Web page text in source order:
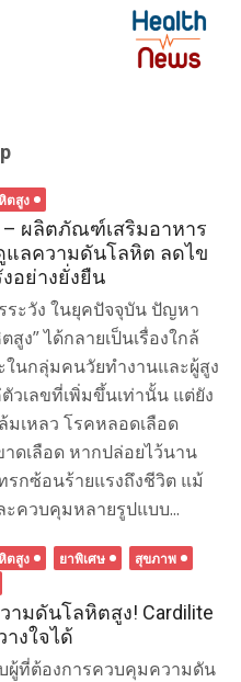
ตสูง
– ผลิตภัณฑ์เสริมอาหาร
แลความดันโลหิต ลดไข
อย่างยั่งยืน
ระวัง ในยุคปัจจุบัน ปัญหา
ง” ได้กลายเป็นเรื่องใกล้
นกลุ่มคนวัยทำงานและผู้สูง
เลขที่เพิ่มขึ้นเท่านั้น แต่ยัง
มเหลว โรคหลอดเลือด
ดเลือด หากปล่อยไว้นาน
รกซ้อนร้ายแรงถึงชีวิต แม้
ควบคุมหลายรูปแบบ...
ตสูง ยาพิเศษ
สุขภาพ
ามดันโลหิตสูง! Cardilite
งใจได้
ผู้ที่ต้องการควบคุมความดัน